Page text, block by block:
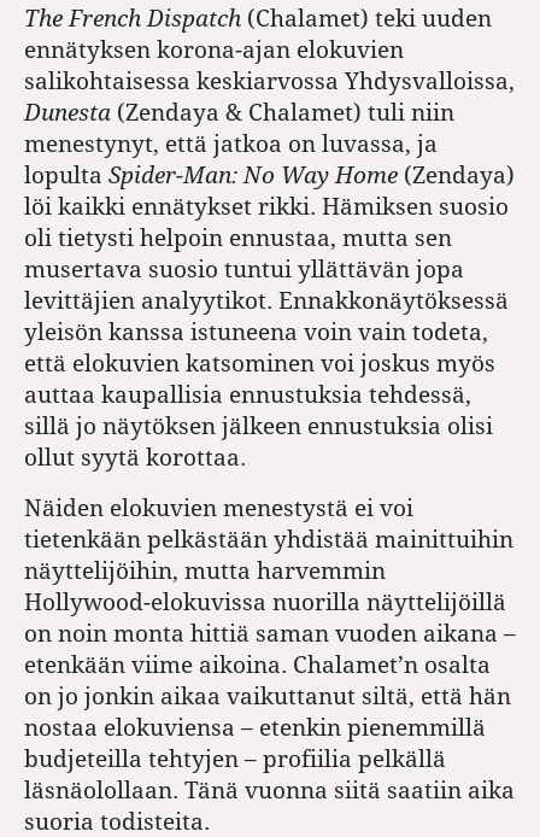
The French Dispatch (Chalamet) teki uuden
ennätyksen korona-ajan elokuvien
salikohtaisessa keskiarvossa Yhdysvalloissa,
Dunesta (Zendaya & Chalamet) tuli niin
menestynyt, että jatkoa on luvassa, ja
lopulta Spider-Man: No Way Home (Zendaya)
löi kaikki ennätykset rikki. Hämiksen suosio
oli tietysti helpoin ennustaa, mutta sen
musertava suosio tuntui yllättävän jopa
levittäjien analyytikot. Ennakkonäytöksessä
yleisön kanssa istuneena voin vain todeta,
että elokuvien katsominen voi joskus myös
auttaa kaupallisia ennustuksia tehdessä,
sillä jo näytöksen jälkeen ennustuksia olisi
ollut syytä korottaa.
Näiden elokuvien menestystä ei voi
tietenkään pelkästään yhdistää mainittuihin
näyttelijöihin, mutta harvemmin
Hollywood-elokuvissa nuorilla näyttelijöillä
on noin monta hittiä saman vuoden aikana –
etenkään viime aikoina. Chalamet’n osalta
on jo jonkin aikaa vaikuttanut siltä, että hän
nostaa elokuviensa – etenkin pienemmillä
budjeteilla tehtyjen – profiilia pelkällä
läsnäolollaan. Tänä vuonna siitä saatiin aika
suoria todisteita.